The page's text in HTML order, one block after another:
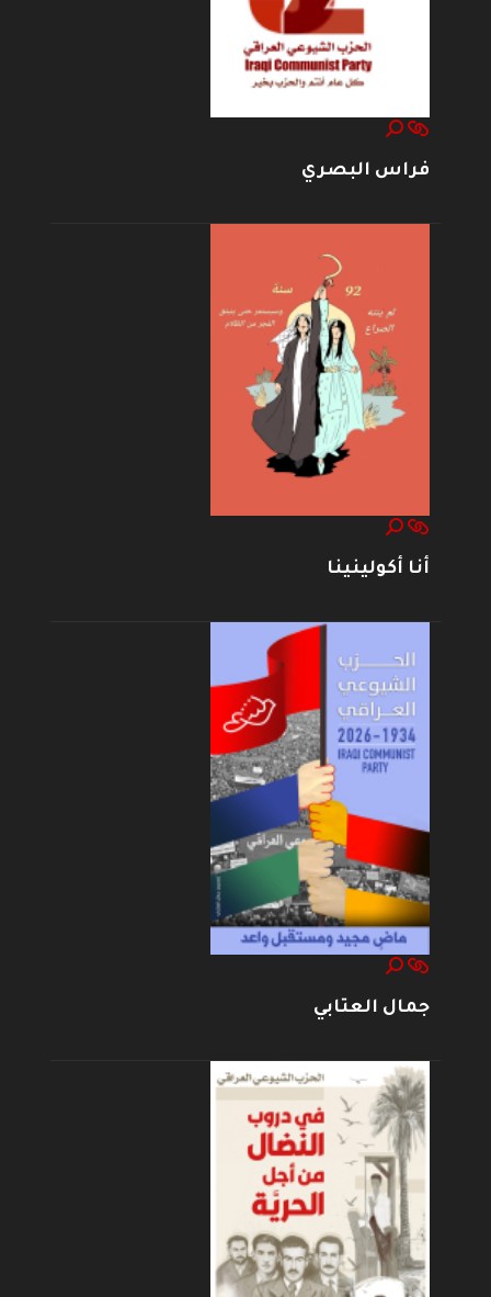
فراس البصري
أنا أكولينينا
جمال العتابي